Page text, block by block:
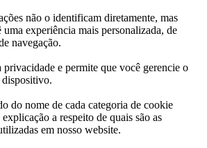
não o identificam diretamente, mas
experiência mais personalizada, de
navegação.
e permite que você gerencie o
dispositivo.
do nome de cada categoria de cookie
a respeito de quais são as
em nosso website.